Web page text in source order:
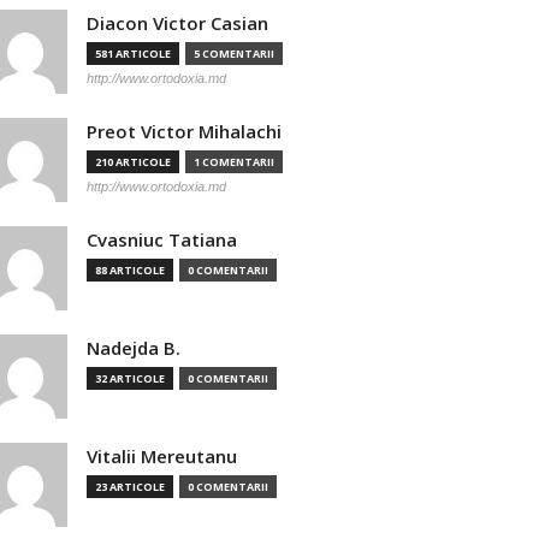
Diacon Victor Casian
581 ARTICOLE 5 COMENTARII
http://www.ortodoxia.md
Preot Victor Mihalachi
210 ARTICOLE 1 COMENTARII
http://www.ortodoxia.md
Cvasniuc Tatiana
88 ARTICOLE 0 COMENTARII
Nadejda B.
32 ARTICOLE 0 COMENTARII
Vitalii Mereutanu
23 ARTICOLE 0 COMENTARII